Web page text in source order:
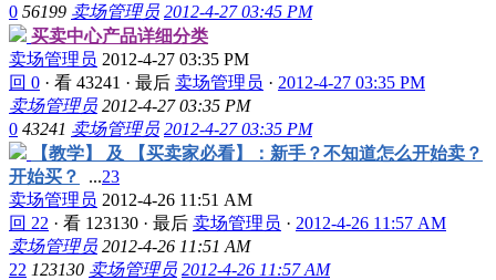
0 56199 卖场管理员 2012-4-27 03:45 PM
买卖中心产品详细分类
卖场管理员 2012-4-27 03:35 PM
回 0 · 看 43241 · 最后 卖场管理员 · 2012-4-27 03:35 PM
卖场管理员 2012-4-27 03:35 PM
0 43241 卖场管理员 2012-4-27 03:35 PM
【教学】 及 【买卖家必看】：新手？不知道怎么开始卖？
开始买？
...23
卖场管理员 2012-4-26 11:51 AM
回 22 · 看 123130 · 最后 卖场管理员 · 2012-4-26 11:57 AM
卖场管理员 2012-4-26 11:51 AM
22 123130 卖场管理员 2012-4-26 11:57 AM